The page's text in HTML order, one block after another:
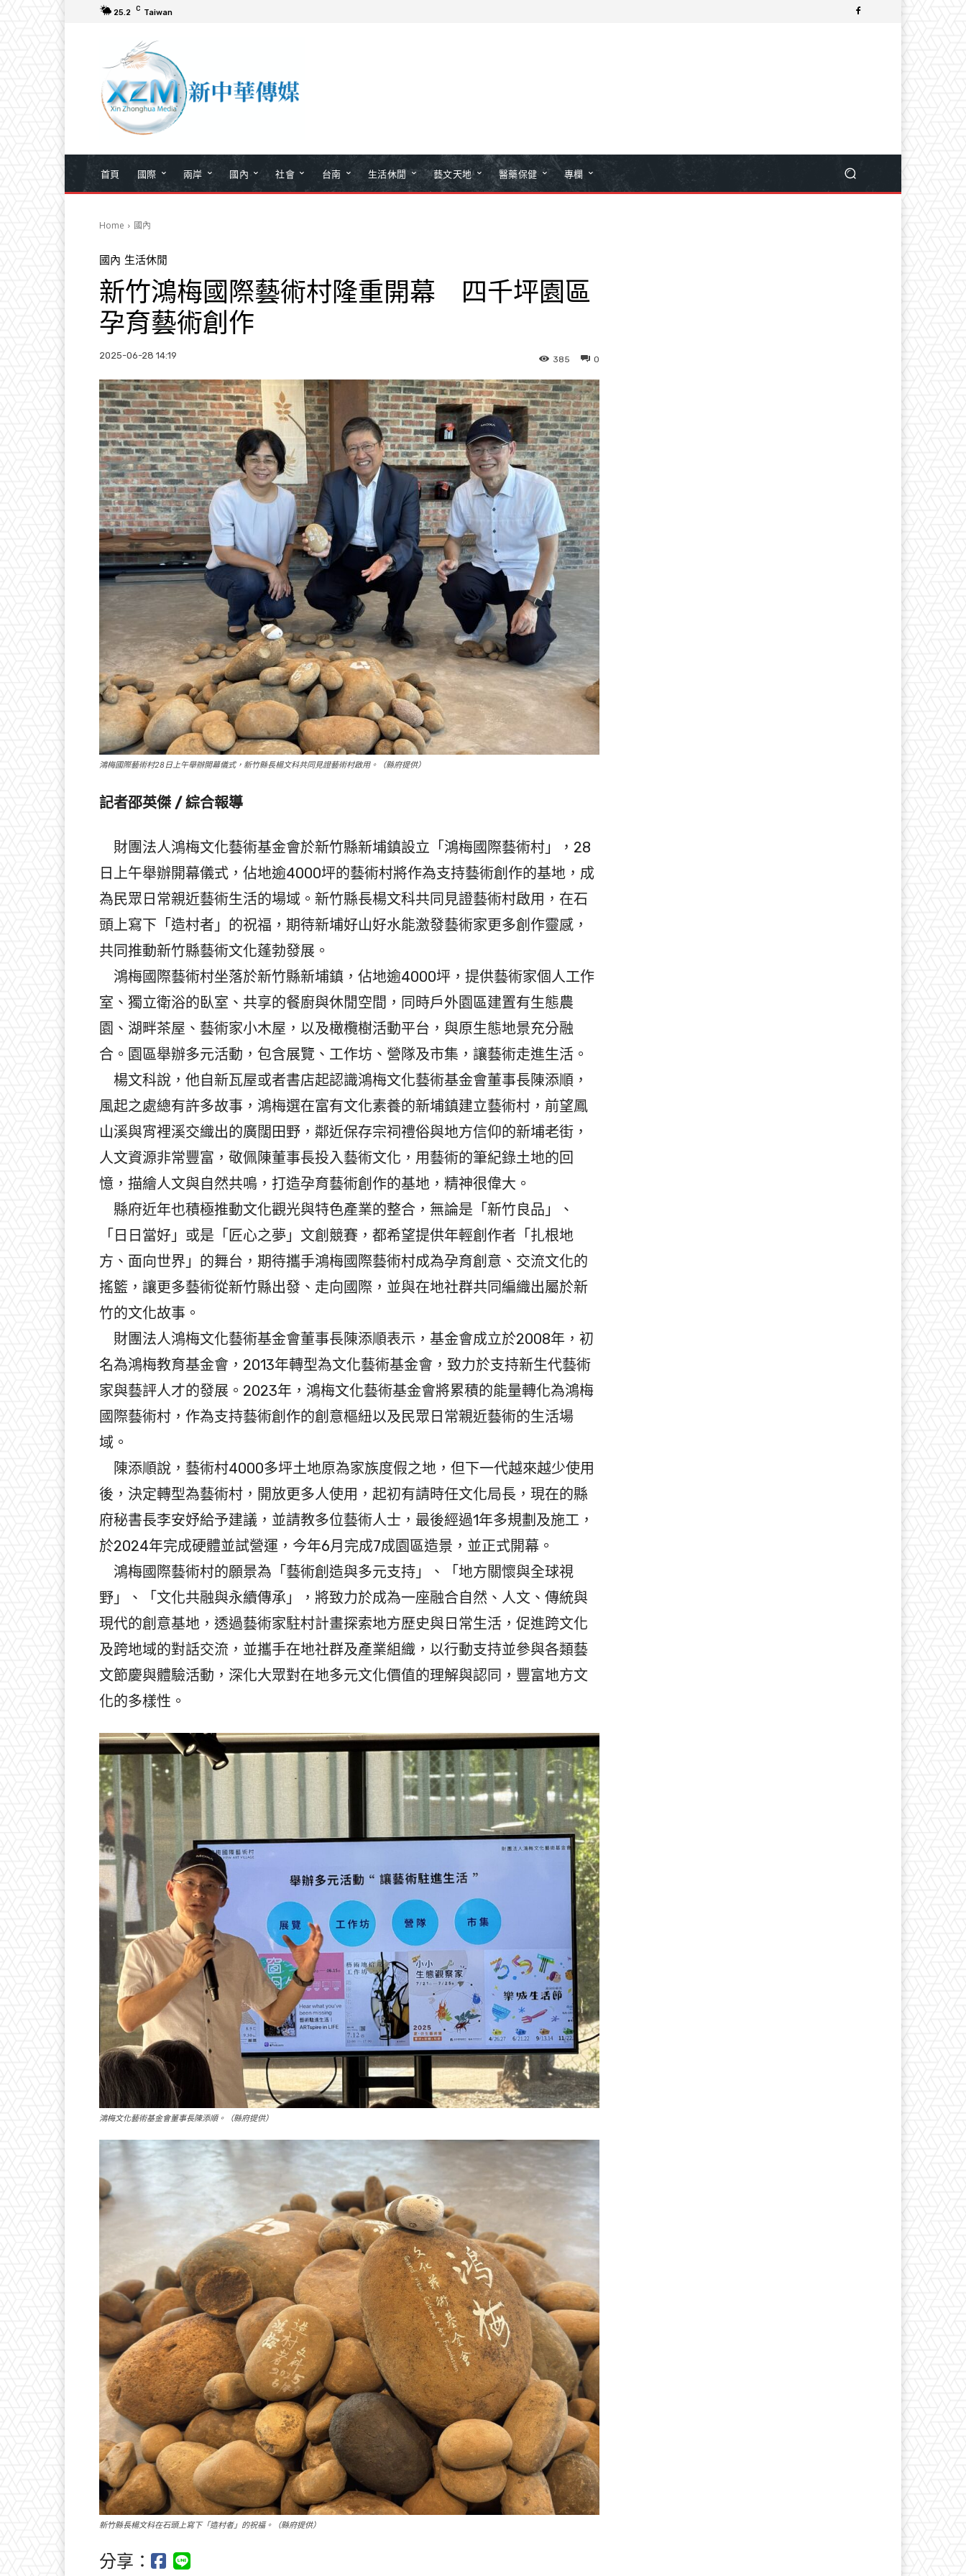
25.2 C Taiwan
首頁 國際 兩岸 國內 社會 台南 生活休閒 藝文天地 醫藥保健 專欄
Home 國內
國內 生活休閒
新竹鴻梅國際藝術村隆重開幕 四千坪園區
孕育藝術創作
2025-06-28 14:19 0
385
鴻梅國際藝術村28日上午舉辦開幕儀式，新竹縣長楊文科共同見證藝術村啟用。（縣府提供）
記者邵英傑 / 綜合報導
財團法人鴻梅文化藝術基金會於新竹縣新埔鎮設立「鴻梅國際藝術村」，28
日上午舉辦開幕儀式，佔地逾4000坪的藝術村將作為支持藝術創作的基地，成
為民眾日常親近藝術生活的場域。新竹縣長楊文科共同見證藝術村啟用，在石
頭上寫下「造村者」的祝福，期待新埔好山好水能激發藝術家更多創作靈感，
共同推動新竹縣藝術文化蓬勃發展。
鴻梅國際藝術村坐落於新竹縣新埔鎮，佔地逾4000坪，提供藝術家個人工作
室、獨立衛浴的臥室、共享的餐廚與休閒空間，同時戶外園區建置有生態農
園、湖畔茶屋、藝術家小木屋，以及橄欖樹活動平台，與原生態地景充分融
合。園區舉辦多元活動，包含展覽、工作坊、營隊及市集，讓藝術走進生活。
楊文科說，他自新瓦屋或者書店起認識鴻梅文化藝術基金會董事長陳添順，
風起之處總有許多故事，鴻梅選在富有文化素養的新埔鎮建立藝術村，前望鳳
山溪與宵裡溪交織出的廣闊田野，鄰近保存宗祠禮俗與地方信仰的新埔老街，
人文資源非常豐富，敬佩陳董事長投入藝術文化，用藝術的筆紀錄土地的回
憶，描繪人文與自然共鳴，打造孕育藝術創作的基地，精神很偉大。
縣府近年也積極推動文化觀光與特色產業的整合，無論是「新竹良品」、
「日日當好」或是「匠心之夢」文創競賽，都希望提供年輕創作者「扎根地
方、面向世界」的舞台，期待攜手鴻梅國際藝術村成為孕育創意、交流文化的
搖籃，讓更多藝術從新竹縣出發、走向國際，並與在地社群共同編織出屬於新
竹的文化故事。
財團法人鴻梅文化藝術基金會董事長陳添順表示，基金會成立於2008年，初
名為鴻梅教育基金會，2013年轉型為文化藝術基金會，致力於支持新生代藝術
家與藝評人才的發展。2023年，鴻梅文化藝術基金會將累積的能量轉化為鴻梅
國際藝術村，作為支持藝術創作的創意樞紐以及民眾日常親近藝術的生活場
域。
陳添順說，藝術村4000多坪土地原為家族度假之地，但下一代越來越少使用
後，決定轉型為藝術村，開放更多人使用，起初有請時任文化局長，現在的縣
府秘書長李安妤給予建議，並請教多位藝術人士，最後經過1年多規劃及施工，
於2024年完成硬體並試營運，今年6月完成7成園區造景，並正式開幕。
鴻梅國際藝術村的願景為「藝術創造與多元支持」、「地方關懷與全球視
野」、「文化共融與永續傳承」，將致力於成為一座融合自然、人文、傳統與
現代的創意基地，透過藝術家駐村計畫探索地方歷史與日常生活，促進跨文化
及跨地域的對話交流，並攜手在地社群及產業組織，以行動支持並參與各類藝
文節慶與體驗活動，深化大眾對在地多元文化價值的理解與認同，豐富地方文
化的多樣性。
鴻梅文化藝術基金會董事長陳添順。（縣府提供）
新竹縣長楊文科在石頭上寫下「造村者」的祝福。（縣府提供）
分享：